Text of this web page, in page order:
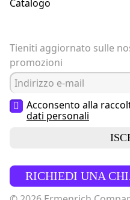
Catalogo
Tieniti aggiornato sulle
promozioni
Acconsento alla
dati personali
RICHIEDI UNA